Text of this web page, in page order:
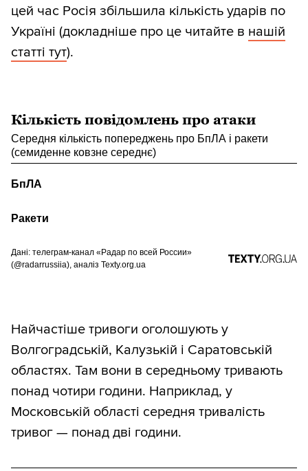
цей час Росія збільшила кількість ударів по
Україні (докладніше про це читайте в нашій
статті тут).
Кількість повідомлень про атаки
Середня кількість попереджень про БпЛА і ракети
(семиденне ковзне середнє)
БпЛА
Ракети
Дані: телеграм-канал «Радар по всей России»
(@radarrussiia), аналіз Texty.org.ua
Найчастіше тривоги оголошують у
Волгоградській, Калузькій і Саратовській
областях. Там вони в середньому тривають
понад чотири години. Наприклад, у
Московській області середня тривалість
тривог — понад дві години.